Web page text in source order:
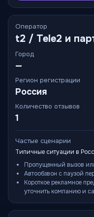
Оператор
t2 / Tele2 и
Город
—
Регион регистрации
Россия
Количество отзывов
1
Частые сценарии
Типичные ситуации в
Пропущенный вызов
Автообзвон с паузой
Короткое рекламное
уточнить компанию и